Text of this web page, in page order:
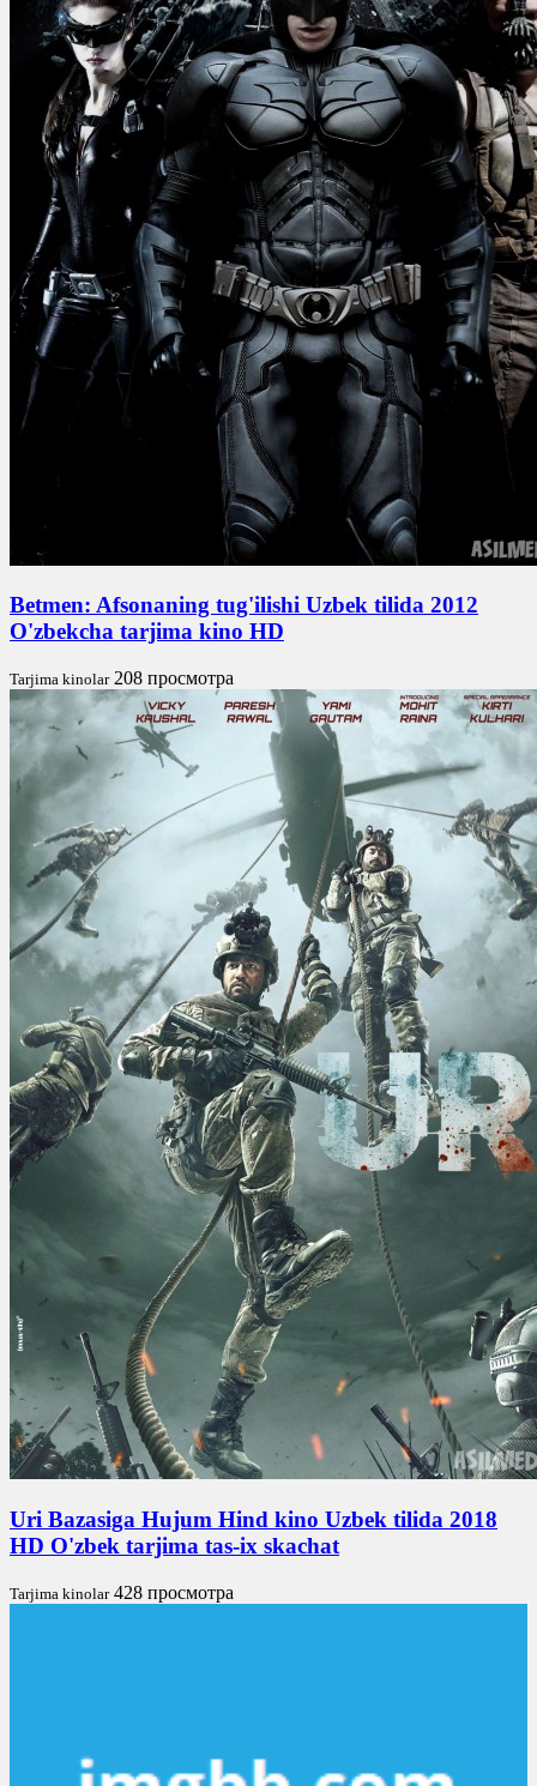
Betmen: Afsonaning tug'ilishi Uzbek tilida 2012
O'zbekcha tarjima kino HD
Tarjima kinolar 208 просмотра
Uri Bazasiga Hujum Hind kino Uzbek tilida 2018
HD O'zbek tarjima tas-ix skachat
Tarjima kinolar 428 просмотра